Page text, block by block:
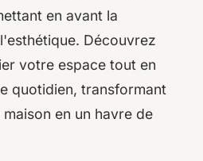
en avant la
Découvrez
votre espace tout en
quotidien, transformant
en un havre de